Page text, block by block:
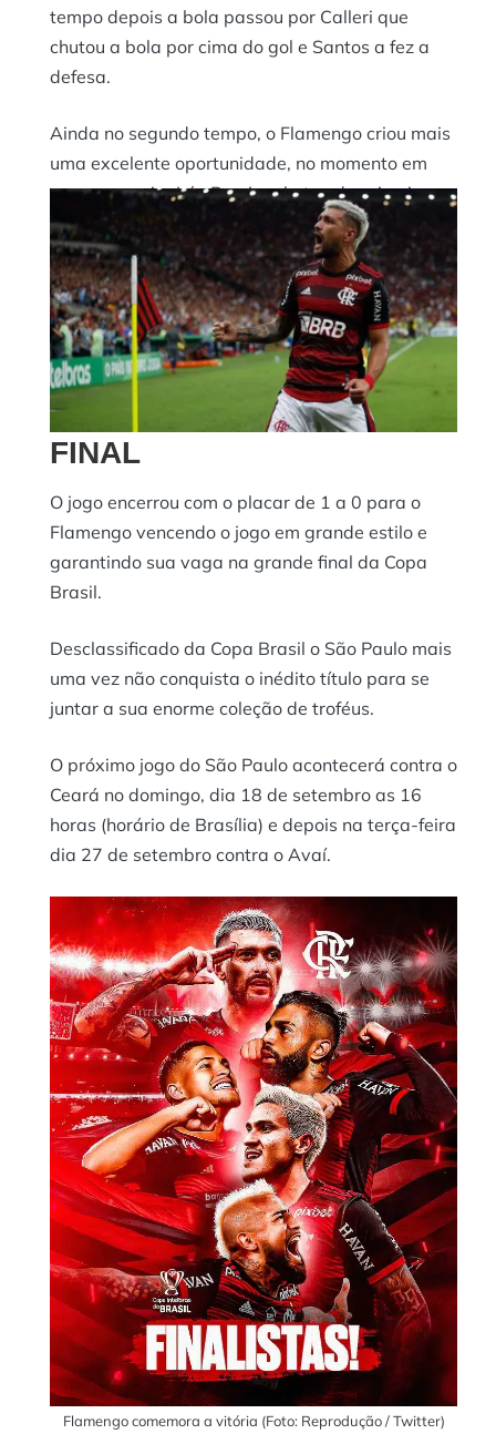
tempo depois a bola passou por Calleri que
chutou a bola por cima do gol e Santos a fez a
defesa.
Ainda no segundo tempo, o Flamengo criou mais
uma excelente oportunidade, no momento em
que o zagueiro Léo Pereira chutou de primeira
depois da cobrança de escanteio do Everton
Ribeiro, porém a bola saiu para fora do gol .
Aos 27 minutos Patrick, do São Paulo, reagiu
com uma linda finalização cabeça e mais uma
vez o Flamengo estava lá para fazer a defesa.
FINAL
O jogo encerrou com o placar de 1 a 0 para o
Flamengo vencendo o jogo em grande estilo e
garantindo sua vaga na grande final da Copa
Brasil.
Desclassificado da Copa Brasil o São Paulo mais
uma vez não conquista o inédito título para se
juntar a sua enorme coleção de troféus.
O próximo jogo do São Paulo acontecerá contra o
Ceará no domingo, dia 18 de setembro as 16
horas (horário de Brasília) e depois na terça-feira
dia 27 de setembro contra o Avaí.
Flamengo comemora a vitória (Foto: Reprodução / Twitter)